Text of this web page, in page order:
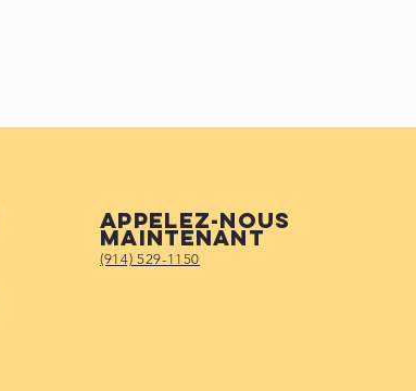
Appelez-nous
maintenant
(914) 529-1150